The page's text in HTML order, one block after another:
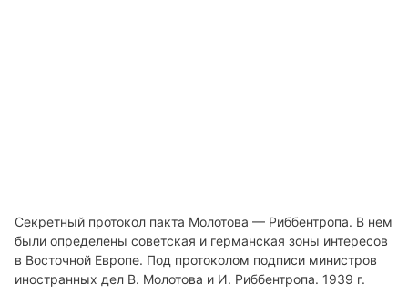
Секретный протокол пакта Молотова — Риббентропа. В нем
были определены советская и германская зоны интересов
в Восточной Европе. Под протоколом подписи министров
иностранных дел В. Молотова и И. Риббентропа. 1939 г.